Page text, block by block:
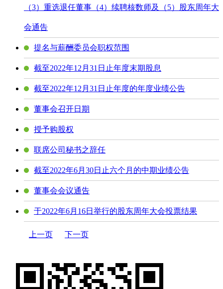
（3）重选退任董事（4）续聘核数师及（5）股东周年大
会通告
提名与薪酬委员会职权范围
截至2022年12月31日止年度末期股息
截至2022年12月31日止年度的年度业绩公告
董事会召开日期
授予购股权
联席公司秘书之辞任
截至2022年6月30日止六个月的中期业绩公告
董事会会议通告
于2022年6月16日举行的股东周年大会投票结果
上一页 下一页